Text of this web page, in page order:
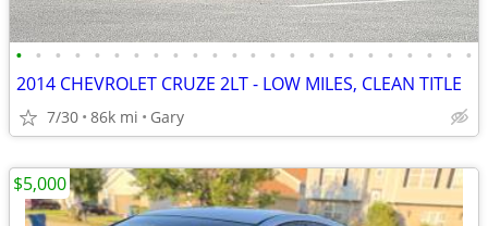
• • • • • • • • • • • • • • • • • • • • • • • •
2014 CHEVROLET CRUZE 2LT - LOW MILES, CLEAN TITLE
7/30 86k mi Gary
$5,000